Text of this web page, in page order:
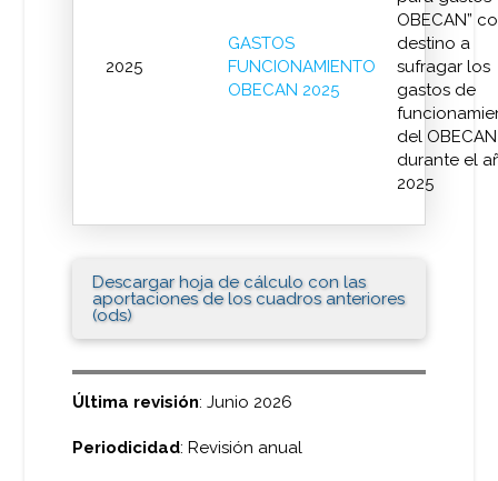
2025
GASTOS
FUNCIONAMIENTO
OBECAN 2025
OBECAN”
destino a
sufragar los
gastos de
del OBECAN
durante el
2025
Descargar hoja de cálculo con las
aportaciones de los cuadros anteriores
(ods)
Última revisión: Junio 2026
Periodicidad: Revisión anual